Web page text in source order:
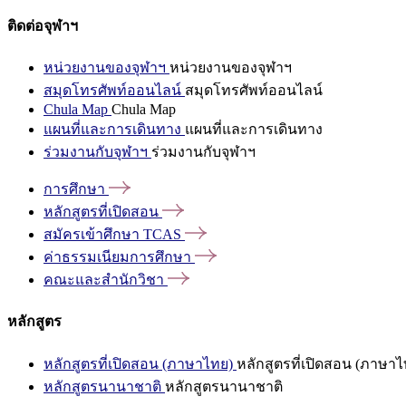
ติดต่อจุฬาฯ
หน่วยงานของจุฬาฯ หน่วยงานของจุฬาฯ
สมุดโทรศัพท์ออนไลน์ สมุดโทรศัพท์ออนไลน์
Chula Map Chula Map
แผนที่และการเดินทาง แผนที่และการเดินทาง
ร่วมงานกับจุฬาฯ ร่วมงานกับจุฬาฯ
การศึกษา
หลักสูตรที่เปิดสอน
สมัครเข้าศึกษา TCAS
ค่าธรรมเนียมการศึกษา
คณะและสำนักวิชา
หลักสูตร
หลักสูตรที่เปิดสอน (ภาษาไทย) หลักสูตรที่เปิดสอน (ภาษาไ
หลักสูตรนานาชาติ หลักสูตรนานาชาติ